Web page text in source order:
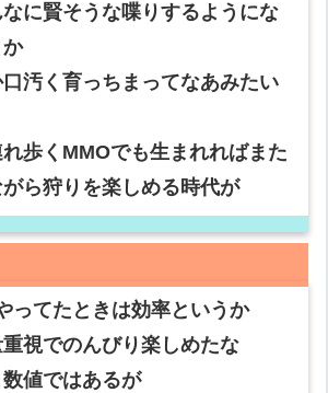
に賢そうな喋りするようにな
か
汚く育っちまってなあみたい
歩くMMOでも生まれればまた
ら狩りを楽しめる時代が
ってたときは効率というか
視でのんびり楽しめたな
値ではあるが